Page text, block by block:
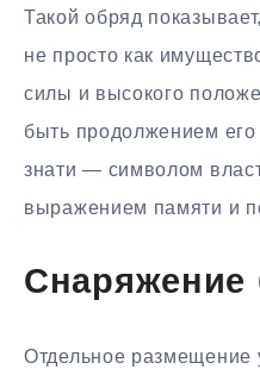
Такой обряд
не просто как
силы и высокого
быть продолжением его
знати — символом
выражением памяти и
Снаряжение
Отдельное размещение